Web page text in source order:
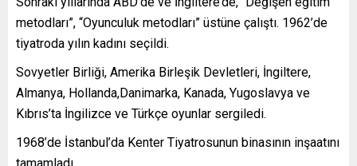
metodları”, “Oyunculuk metodları” üstüne çalıştı. 1962’de
tiyatroda yılın kadını seçildi.
Sovyetler Birliği, Amerika Birleşik Devletleri, İngiltere,
Almanya, Hollanda,Danimarka, Kanada, Yugoslavya ve
Kıbrıs’ta İngilizce ve Türkçe oyunlar sergiledi.
1968’de İstanbul’da Kenter Tiyatrosunun binasının inşaatını
tamamladı.